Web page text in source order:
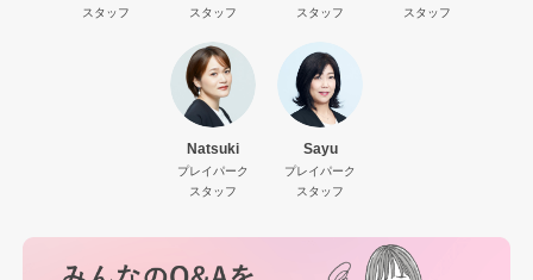
スタッフ
スタッフ
スタッフ
スタッフ
Natsuki
プレイパーク
スタッフ
Sayu
プレイパーク
スタッフ